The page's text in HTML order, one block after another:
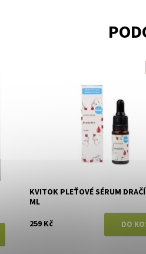
Kvitok
KVITOK PLEŤOVÉ SÉRUM
ML
259 Kč